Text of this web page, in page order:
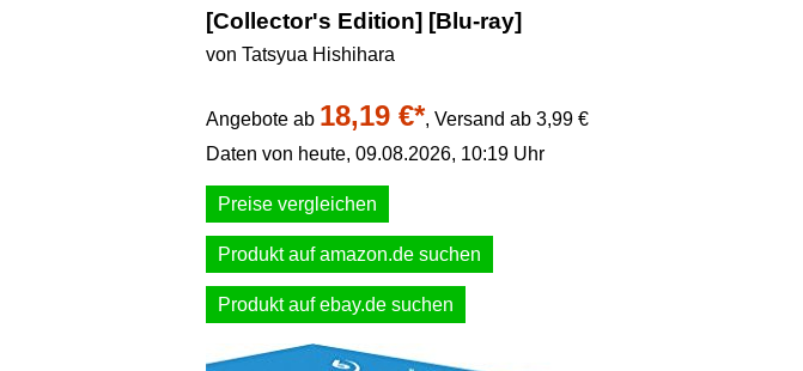
[Collector's Edition] [Blu-ray]
von Tatsyua Hishihara
Angebote ab 18,19 €*, Versand ab 3,99 €
Daten von heute, 09.08.2026, 10:19 Uhr
Preise vergleichen
Produkt auf amazon.de suchen
Produkt auf ebay.de suchen